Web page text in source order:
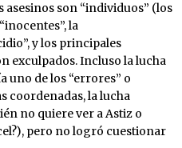
son “individuos” (los
la
y los principales
exculpados. Incluso la lucha
uno de los “errores” o
coordenadas, la lucha
no quiere ver a Astiz o
pero no logró cuestionar